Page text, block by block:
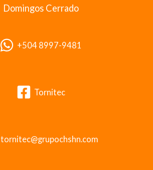
Domingos Cerrado
+504 8997-9481
Tornitec
tornitec@grupochshn.com